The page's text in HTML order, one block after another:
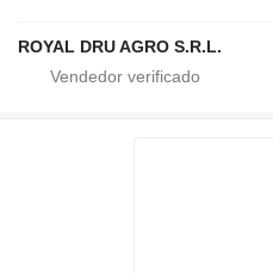
ROYAL DRU AGRO S.R.L.